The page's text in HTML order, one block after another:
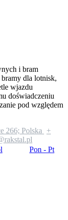
i bram
dla lotnisk,
wjazdu
doświadczeniu
pod względem
266; Polska
+
Pon - Pt